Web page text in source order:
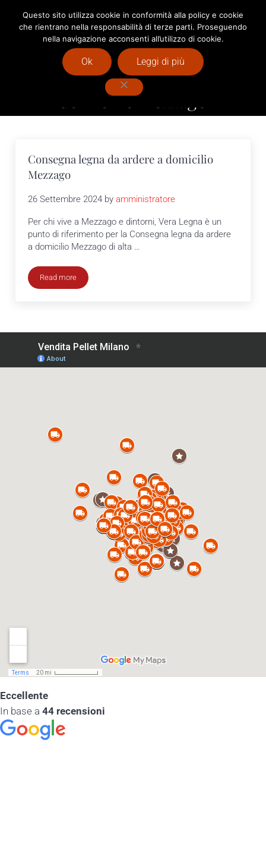
Vendita Pellet Milano : Vera Legna
Menu Header Search
Consegna legna da ardere a
domicilio Mezzago
Consegna legna da ardere a domicilio
Mezzago
26 Settembre 2024 byamministratore
Per chi vive a Mezzago e dintorni, Vera Legna è un
punto di riferimento per la Consegna legna da ardere
a domicilio Mezzago di alta …
Read moreConsegna legna da ardere a domicilio Mezzago
Eccellente
In base a 44 recensioni
Questo sito utilizza cookie in conformità alla policy e cookie
che rientrano nella responsabilità di terze parti. Proseguendo
nella navigazione acconsenti all’utilizzo di cookie.
Ok Leggi di più